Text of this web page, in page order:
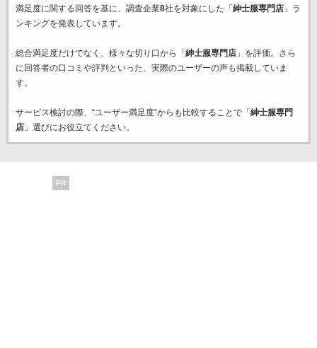
満足度に関する回答を基に、調査企業8社を対象にした「 紳士服専門店」ラ
ンキングを発表しています。
総合満足度だけでなく、様々な切り口から「 紳士服専門店」を評価。さら
に回答者の口コミや評判といった、実際のユーザーの声も掲載していま
す。
サービス検討の際、“ユーザー満足度”からも比較することで「 紳士服専門
店」選びにお役立てください。
PR